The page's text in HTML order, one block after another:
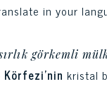
in your
görkemli
Körfezi'nin kristal